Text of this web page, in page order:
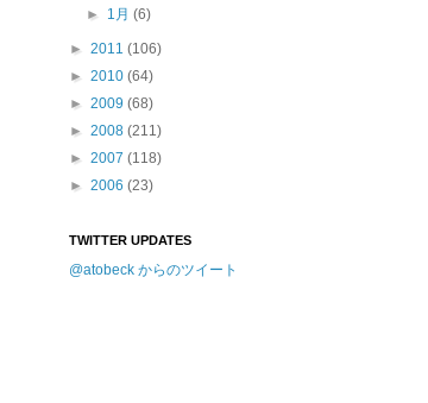
► 1月(6)
► 2011 (106)
► 2010 (64)
► 2009 (68)
► 2008 (211)
► 2007 (118)
► 2006 (23)
TWITTER UPDATES
@atobeck からのツイート